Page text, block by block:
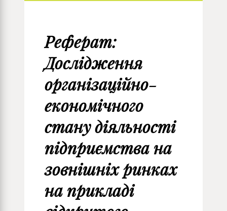
Реферат:
Дослідження
організаційно-
економічного
стану діяльності
підприємства на
зовнішніх ринках
на прикладі